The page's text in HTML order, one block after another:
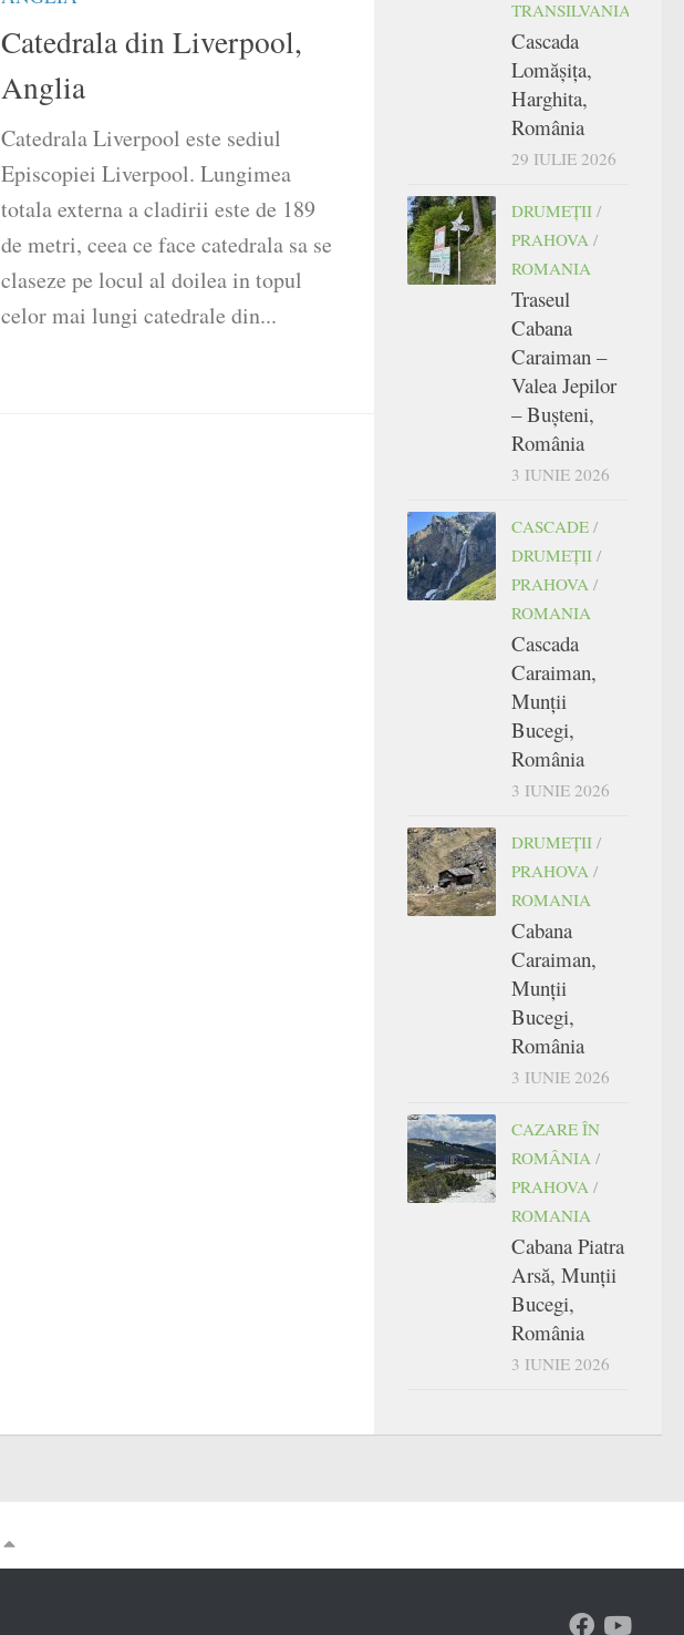
Catedrala din Liverpool,
Anglia
Catedrala Liverpool este sediul
Episcopiei Liverpool. Lungimea
totala externa a cladirii este de 189
de metri, ceea ce face catedrala sa se
claseze pe locul al doilea in topul
celor mai lungi catedrale din...
TRANSILVANIA
Cascada
Lomășița,
Harghita,
România
29 IULIE 2026
DRUMEŢII /
PRAHOVA /
ROMANIA
Traseul
Cabana
Caraiman –
Valea Jepilor
– Bușteni,
România
3 IUNIE 2026
CASCADE /
DRUMEŢII /
PRAHOVA /
ROMANIA
Cascada
Caraiman,
Munții
Bucegi,
România
3 IUNIE 2026
DRUMEŢII /
PRAHOVA /
ROMANIA
Cabana
Caraiman,
Munții
Bucegi,
România
3 IUNIE 2026
CAZARE ÎN
ROMÂNIA /
PRAHOVA /
ROMANIA
Cabana Piatra
Arsă, Munții
Bucegi,
România
3 IUNIE 2026